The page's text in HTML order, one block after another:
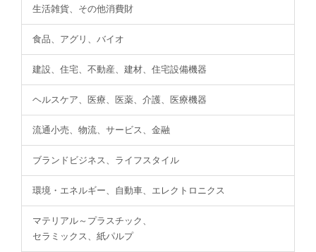
生活雑貨、その他消費財
食品、アグリ、バイオ
建設、住宅、不動産、建材、住宅設備機器
ヘルスケア、医療、医薬、介護、医療機器
流通小売、物流、サービス、金融
ブランドビジネス、ライフスタイル
環境・エネルギー、自動車、エレクトロニクス
マテリアル～プラスチック、
セラミックス、紙パルプ